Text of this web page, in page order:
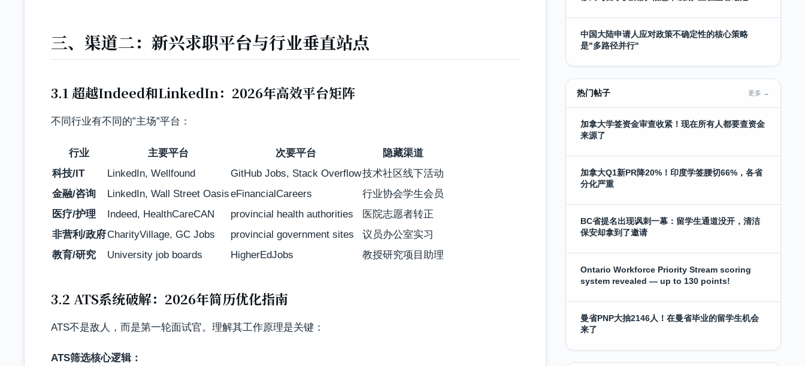
三、渠道二：新兴求职平台与行业垂直站点
3.1 超越Indeed和LinkedIn：2026年高效平台矩阵
不同行业有不同的”主场”平台：
行业 主要平台 次要平台
隐藏渠道
科技/IT
LinkedIn, Wellfound GitHub Jobs, Stack Overflow技术社区线下活动
金融/咨询
LinkedIn, Wall Street OasiseFinancialCareers
行业协会学生会员
医疗/护理
Indeed, HealthCareCAN provincial health authorities
医院志愿者转正
非营利/政府CharityVillage, GC Jobs provincial government sites
议员办公室实习
教育/研究
University job boards HigherEdJobs 教授研究项目助理
3.2 ATS系统破解：2026年简历优化指南
ATS不是敌人，而是第一轮面试官。理解其工作原理是关键：
ATS筛选核心逻辑：
中国大陆申请人应对政策不确定性的核心策略
是"多路径并行"
热门帖子 更多 →
加拿大学签资金审查收紧！现在所有人都要查资金
来源了
加拿大Q1新PR降20%！印度学签腰切66%，各省
分化严重
BC省提名出现讽刺一幕：留学生通道没开，清洁
保安却拿到了邀请
Ontario Workforce Priority Stream scoring
system revealed — up to 130 points!
曼省PNP大抽2146人！在曼省毕业的留学生机会
来了